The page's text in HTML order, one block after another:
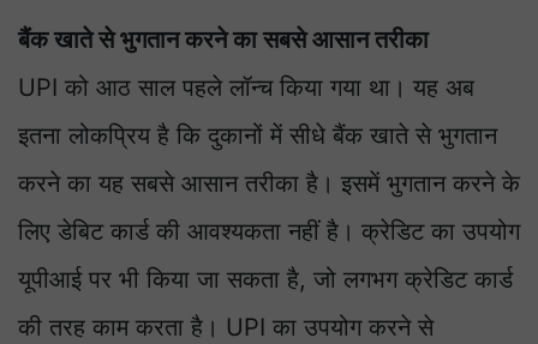
बैंक खाते से भुगतान करने का सबसे आसान तरीका
UPI को आठ साल पहले लॉन्च किया गया था। यह अब
इतना लोकप्रिय है कि दुकानों में सीधे बैंक खाते से भुगतान
करने का यह सबसे आसान तरीका है। इसमें भुगतान करने के
लिए डेबिट कार्ड की आवश्यकता नहीं है। क्रेडिट का उपयोग
यूपीआई पर भी किया जा सकता है, जो लगभग क्रेडिट कार्ड
की तरह काम करता है। UPI का उपयोग करने से